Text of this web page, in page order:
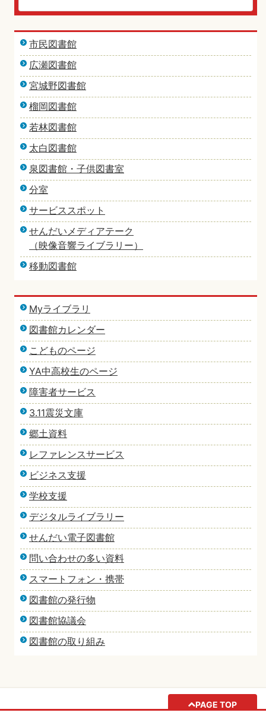
市民図書館
広瀬図書館
宮城野図書館
榴岡図書館
若林図書館
太白図書館
泉図書館・子供図書室
分室
サービススポット
せんだいメディアテーク
（映像音響ライブラリー）
移動図書館
Myライブラリ
図書館カレンダー
こどものページ
YA中高校生のページ
障害者サービス
3.11震災文庫
郷土資料
レファレンスサービス
ビジネス支援
学校支援
デジタルライブラリー
せんだい電子図書館
問い合わせの多い資料
スマートフォン・携帯
図書館の発行物
図書館協議会
図書館の取り組み
PAGE TOP